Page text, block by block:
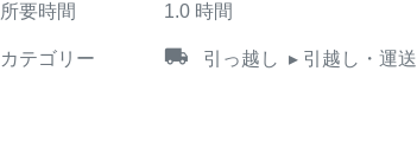
所要時間 1.0 時間
カテゴリー local_shipping 引っ越し ▸ 引越し・運送